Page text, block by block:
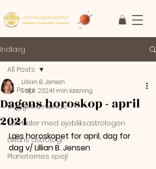
ASTROLOGISK INSTITUT
Faglighed • Fællesskab• Fornyelse
Indlæg
All Posts
Udsigt fra niende
Samtaler med øjebliksastrologen
Lillians astrologi
Planeternes spejl
All Posts
Dagens horoskop - april
2024
Lillian B. Jensen
1. apr. 20241 min læsning
Læs horoskopet for april, dag for
dag v/ Lillian B. Jensen